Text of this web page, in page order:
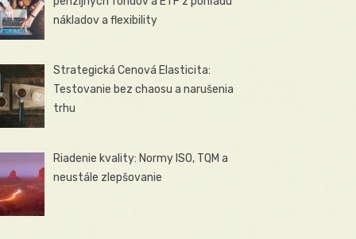
nákladov a flexibility
Strategická Cenová Elasticita:
Testovanie bez chaosu a narušenia
trhu
Riadenie kvality: Normy ISO, TQM a
neustále zlepšovanie